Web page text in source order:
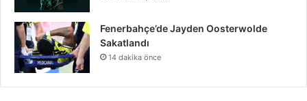
Fenerbahçe’de Jayden Oosterwolde
Sakatlandı
14 dakika önce